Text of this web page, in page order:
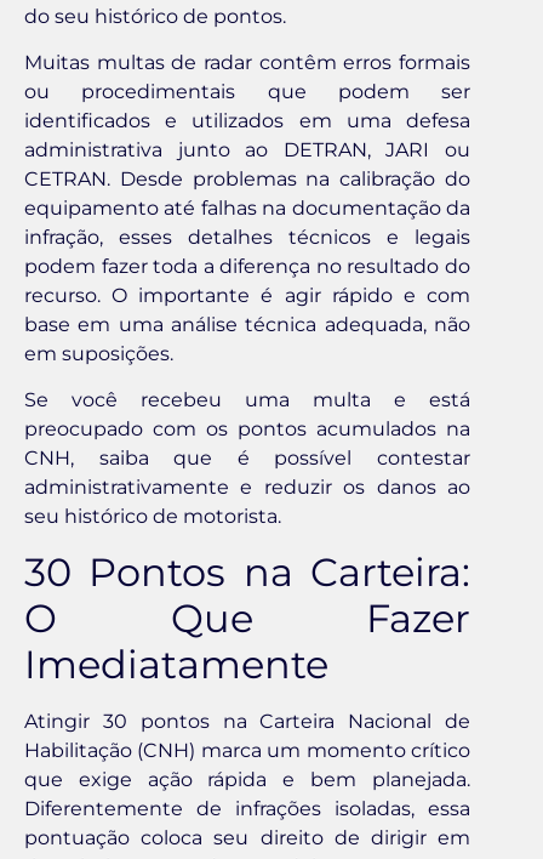
do seu histórico de pontos.
Muitas multas de radar contêm erros formais
ou procedimentais que podem ser
identificados e utilizados em uma defesa
administrativa junto ao DETRAN, JARI ou
CETRAN. Desde problemas na calibração do
equipamento até falhas na documentação da
infração, esses detalhes técnicos e legais
podem fazer toda a diferença no resultado do
recurso. O importante é agir rápido e com
base em uma análise técnica adequada, não
em suposições.
Se você recebeu uma multa e está
preocupado com os pontos acumulados na
CNH, saiba que é possível contestar
administrativamente e reduzir os danos ao
seu histórico de motorista.
30 Pontos na Carteira:
O Que Fazer
Imediatamente
Atingir 30 pontos na Carteira Nacional de
Habilitação (CNH) marca um momento crítico
que exige ação rápida e bem planejada.
Diferentemente de infrações isoladas, essa
pontuação coloca seu direito de dirigir em